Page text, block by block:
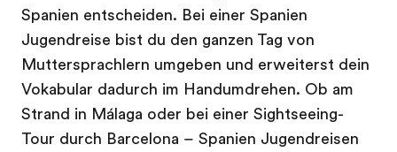
Spanien entscheiden. Bei einer Spanien
Jugendreise bist du den ganzen Tag von
Muttersprachlern umgeben und erweiterst dein
Vokabular dadurch im Handumdrehen. Ob am
Strand in Málaga oder bei einer Sightseeing-
Tour durch Barcelona – Spanien Jugendreisen